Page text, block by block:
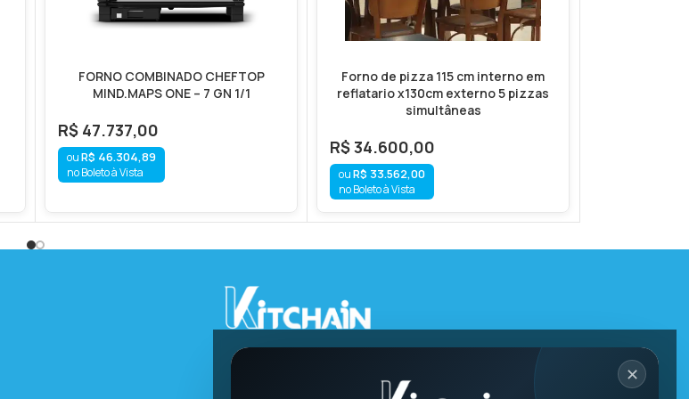
FORNO COMBINADO CHEFTOP
MIND.MAPS ONE – 7 GN 1/1
R$ 47.737,00
R$ 46.304,89
no Boleto à Vista
Forno de pizza 115 cm interno em
reflatario x130cm externo 5 pizzas
simultâneas
R$34.600,00
R$ 33.562,00
no Boleto à Vista
✕